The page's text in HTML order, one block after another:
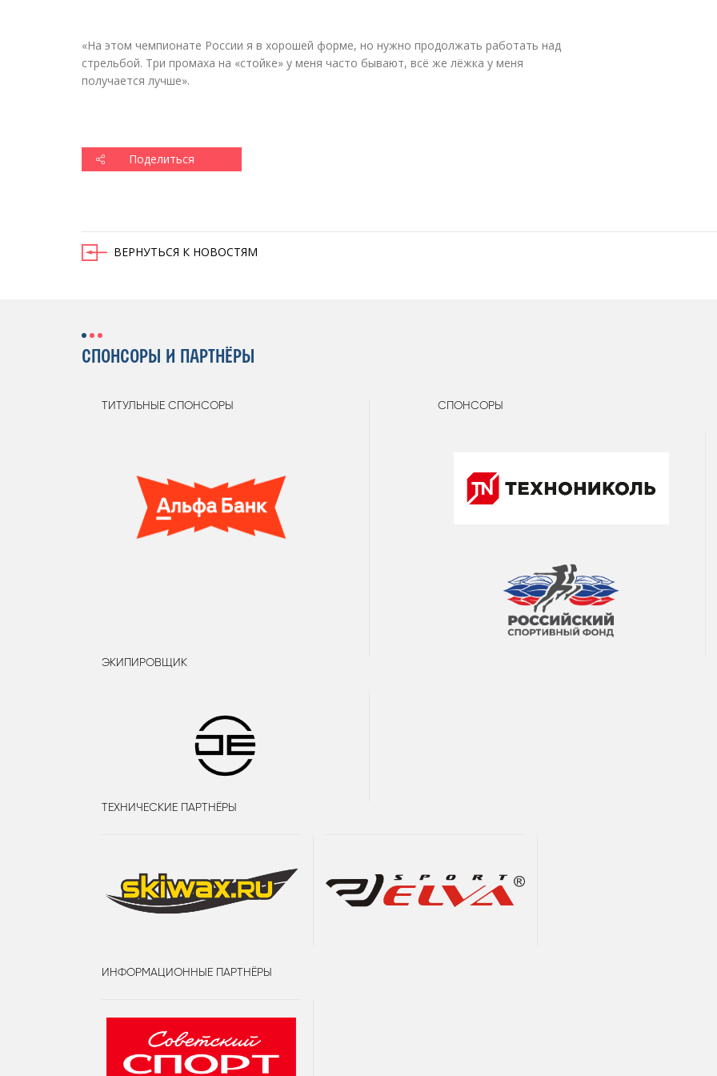
«На этом чемпионате России я в хорошей форме, но нужно продолжать работать над
стрельбой. Три промаха на «стойке» у меня часто бывают, всё же лёжка у меня
получается лучше».
Поделиться
ВЕРНУТЬСЯ К НОВОСТЯМ
СПОНСОРЫ И ПАРТНЁРЫ
ТИТУЛЬНЫЕ СПОНСОРЫ СПОНСОРЫ
ЭКИПИРОВЩИК
ТЕХНИЧЕСКИЕ ПАРТНЁРЫ
ИНФОРМАЦИОННЫЕ ПАРТНЁРЫ